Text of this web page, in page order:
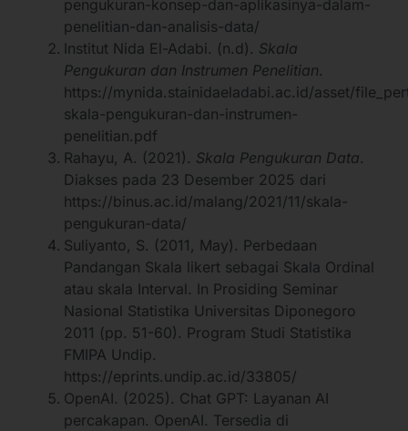
pengukuran-konsep-dan-aplikasinya-dalam-
penelitian-dan-analisis-data/
Institut Nida El-Adabi. (n.d). Skala
Pengukuran dan Instrumen Penelitian.
https://mynida.stainidaeladabi.ac.id/asset/
skala-pengukuran-dan-instrumen-
penelitian.pdf
Rahayu, A. (2021). Skala Pengukuran Data.
Diakses pada 23 Desember 2025 dari
https://binus.ac.id/malang/2021/11/skala-
pengukuran-data/
Suliyanto, S. (2011, May). Perbedaan
Pandangan Skala likert sebagai Skala Ordinal
atau skala Interval. In Prosiding Seminar
Nasional Statistika Universitas Diponegoro
2011 (pp. 51-60). Program Studi Statistika
FMIPA Undip.
https://eprints.undip.ac.id/33805/
OpenAI. (2025). Chat GPT: Layanan AI
percakapan. OpenAI. Tersedia di